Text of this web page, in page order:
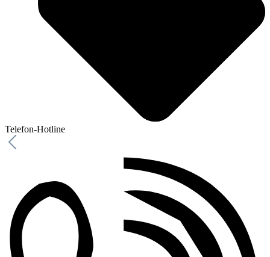
Telefon-Hotline